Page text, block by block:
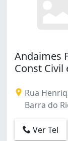
Andaimes
Const Civil
Rua
Barra do
Ver Tel